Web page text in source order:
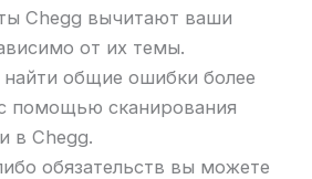
Chegg вычитают ваши
от их темы.
общие ошибки более
помощью сканирования
в Chegg.
обязательств вы можете